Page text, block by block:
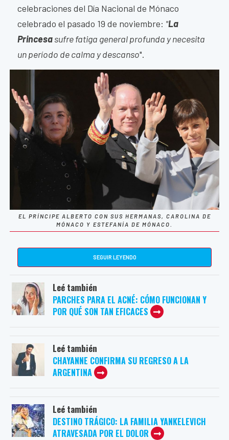
celebraciones del Día Nacional de Mónaco
celebrado el pasado 19 de noviembre: "La
Princesasufre fatiga general profunda y necesita
un período de calma y descanso".
EL PRÍNCIPE ALBERTO CON SUS HERMANAS, CAROLINA DE
MÓNACO Y ESTEFANÍA DE MÓNACO.
SEGUIR LEYENDO
Leé también
PARCHES PARA EL ACNÉ: CÓMO FUNCIONAN Y
POR QUÉ SON TAN EFICACES
Leé también
CHAYANNE CONFIRMA SU REGRESO A LA
ARGENTINA
Leé también
DESTINO TRÁGICO: LA FAMILIA YANKELEVICH
ATRAVESADA POR EL DOLOR